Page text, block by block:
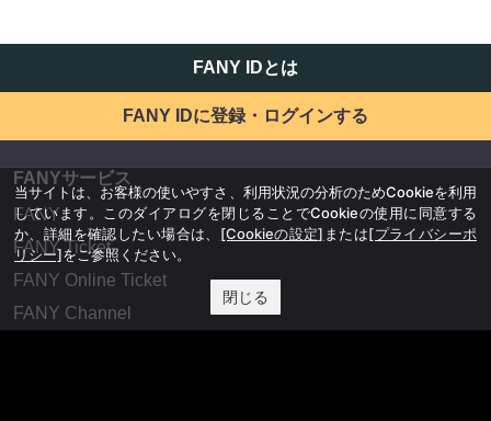
FANY IDとは
FANY IDに登録・ログインする
FANYサービス
FANY
FANY Ticket
FANY Online Ticket
FANY Channel
当サイトは、お客様の使いやすさ、利用状況の分析のためCookieを利用
しています。このダイアログを閉じることでCookieの使用に同意する
か、詳細を確認したい場合は、 [Cookieの設定] または[プライバシーポ
リシー]をご参照ください。
閉じる